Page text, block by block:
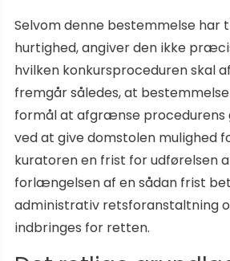
Selvom denne bestemmelse har
hurtighed, angiver den ikke
hvilken konkursproceduren skal
fremgår således, at
formål at afgrænse procedurens
ved at give domstolen mulighed
kuratoren en frist for udførelsen
forlængelsen af en sådan frist
administrativ retsforanstaltning
indbringes for retten.